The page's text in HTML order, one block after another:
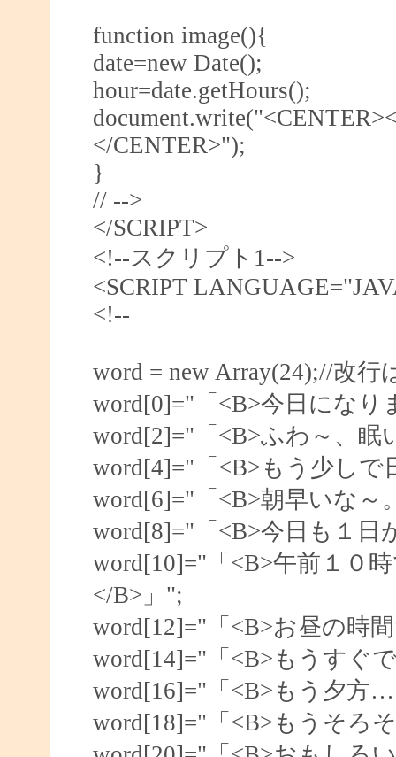
function image(){
date=new Date();
hour=date.getHours();
</CENTER>");
}
// -->
</SCRIPT>
<!--スクリプト1-->
<SCRIPT
<!--
word = new Array(24);//改
word[0]="「<B>今日になり
word[2]="「<B>ふわ～、
word[4]="「<B>もう少しで
word[6]="「<B>朝早いな～
word[8]="「<B>今日も１日
word[10]="「<B>午前１０
</B>」";
word[12]="「<B>お昼の時
word[14]="「<B>もうすぐ
word[16]="「<B>もう夕方
word[18]="「<B>もうそろ